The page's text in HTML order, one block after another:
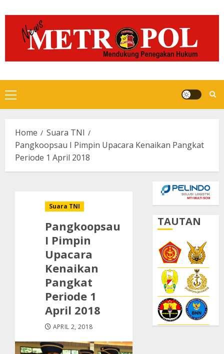
to
content
Primary
Menu
Home
Suara TNI
Pangkoopsau I Pimpin Upacara Kenaikan Pangkat
Periode 1 April 2018
Suara TNI
Pangkoopsau
I Pimpin
Upacara
Kenaikan
Pangkat
Periode 1
April 2018
APRIL 2, 2018
TAUTAN